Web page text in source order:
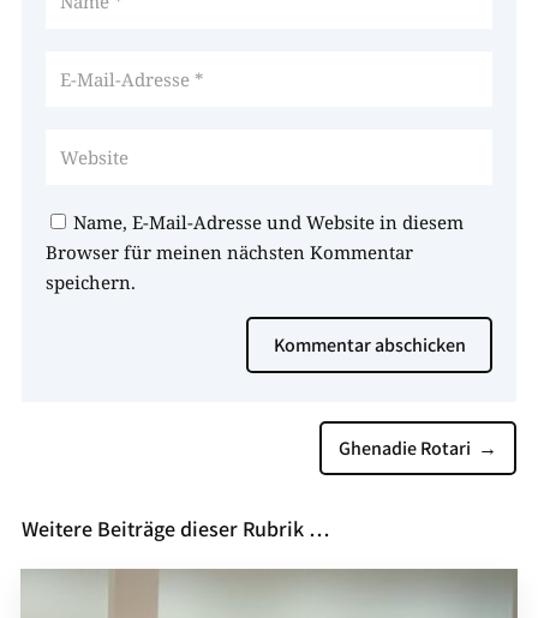
Name, E-Mail-Adresse und Website in diesem
Browser für meinen nächsten Kommentar
speichern.
Kommentar abschicken
Ghenadie Rotari →
Weitere Beiträge dieser Rubrik …